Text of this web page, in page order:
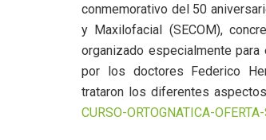
conmemorativo del 50
y Maxilofacial (SECOM),
organizado especialmente
por los doctores Federico
trataron los diferentes
CURSO-ORTOGNATICA-